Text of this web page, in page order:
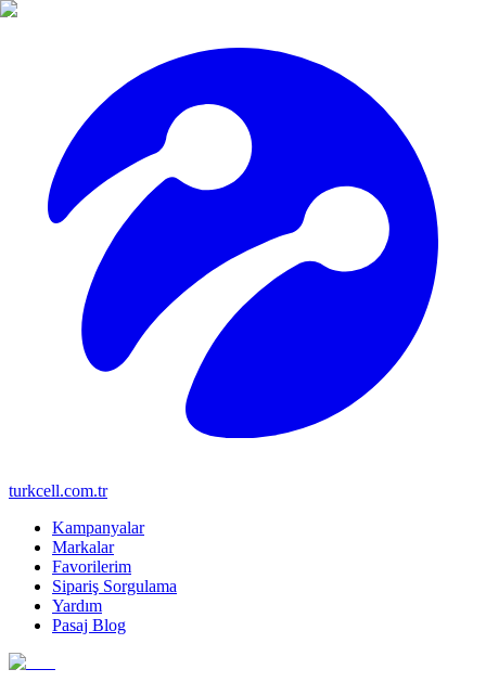
turkcell.com.tr
Kampanyalar
Markalar
Favorilerim
Sipariş Sorgulama
Yardım
Pasaj Blog